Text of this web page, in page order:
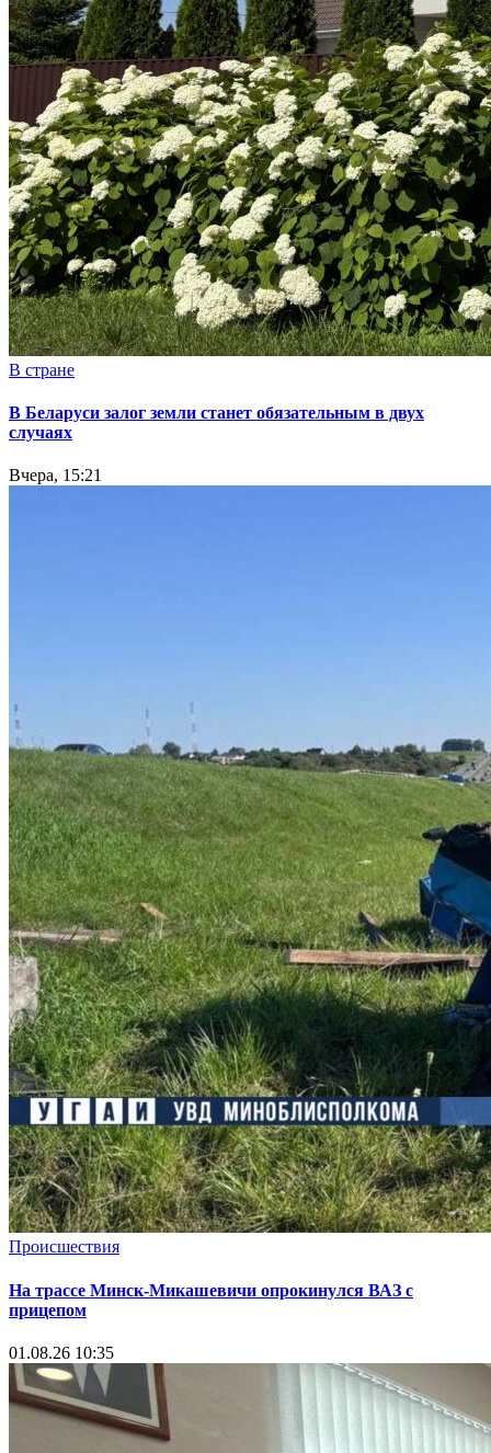
В стране
В Беларуси залог земли станет обязательным в двух
случаях
Вчера, 15:21
Происшествия
На трассе Минск-Микашевичи опрокинулся ВАЗ с
прицепом
01.08.26 10:35